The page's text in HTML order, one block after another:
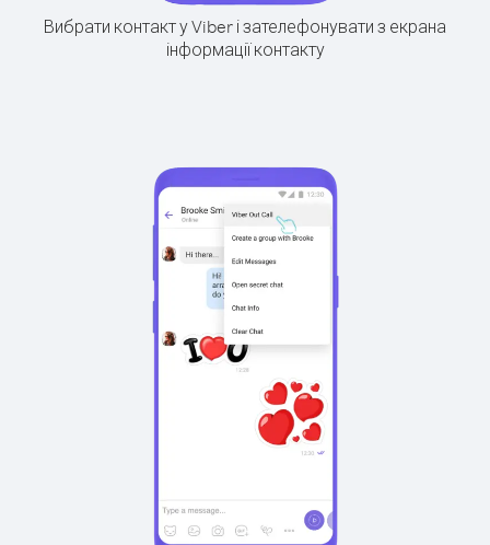
Вибрати контакт у Viber і зателефонувати з екрана
інформації контакту